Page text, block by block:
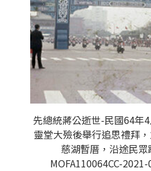
先總統蔣公逝世-民國64年
靈堂大殮後舉行追思禮拜
慈湖暫厝，沿途民
MOFA110064CC-